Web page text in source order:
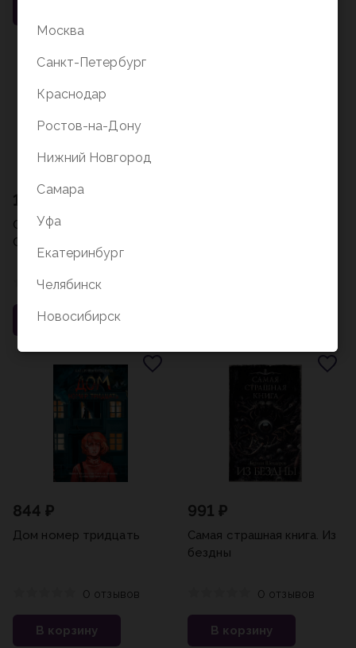
1 053 ₽
Самая страшная книга.
Сказочный кошмар
0 отзывов
В корзину
844 ₽
Дом номер тридцать
0 отзывов
В корзину
991 ₽
Самая страшная книга. Из
бездны
0 отзывов
В корзину
Москва
Санкт-Петербург
Краснодар
Ростов-на-Дону
Нижний Новгород
Самара
Уфа
Екатеринбург
Челябинск
Новосибирск